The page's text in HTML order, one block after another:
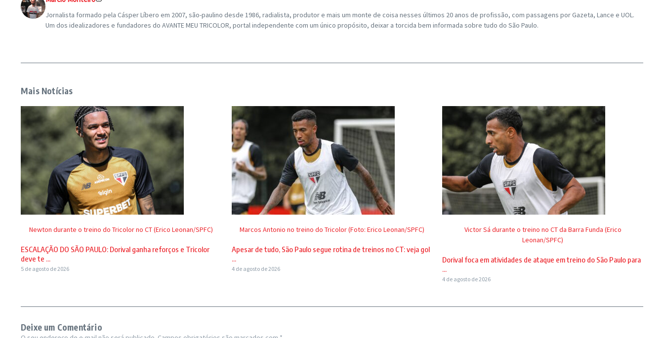
Jornalista formado pela Cásper Líbero em 2007, são-paulino desde 1986, radialista, produtor e mais um monte de coisa nesses últimos 20 anos de profissão, com passagens por Gazeta, Lance e UOL.
Um dos idealizadores e fundadores do AVANTE MEU TRICOLOR, portal independente com um único propósito, deixar a torcida bem informada sobre tudo do São Paulo.
Mais Notícias
Newton durante o treino do Tricolor no CT (Erico Leonan/SPFC)
ESCALAÇÃO DO SÃO PAULO: Dorival ganha reforços e Tricolor
deve te ...
5 de agosto de 2026
Marcos Antonio no treino do Tricolor (Foto: Erico Leonan/SPFC)
Apesar de tudo, São Paulo segue rotina de treinos no CT: veja gol
...
4 de agosto de 2026
Victor Sá durante o treino no CT da Barra Funda (Erico
Leonan/SPFC)
Dorival foca em atividades de ataque em treino do São Paulo para
...
4 de agosto de 2026
Deixe um Comentário